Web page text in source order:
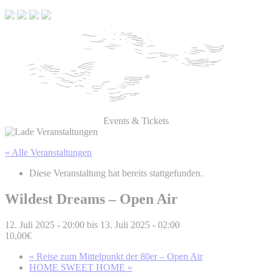
Events & Tickets
« Alle Veranstaltungen
Diese Veranstaltung hat bereits stattgefunden.
Wildest Dreams – Open Air
12. Juli 2025 - 20:00 bis 13. Juli 2025 - 02:00
10,00€
« Reise zum Mittelpunkt der 80er – Open Air
HOME SWEET HOME »